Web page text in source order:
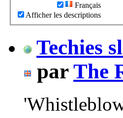
Français
Afficher les descriptions
Techies
parThe